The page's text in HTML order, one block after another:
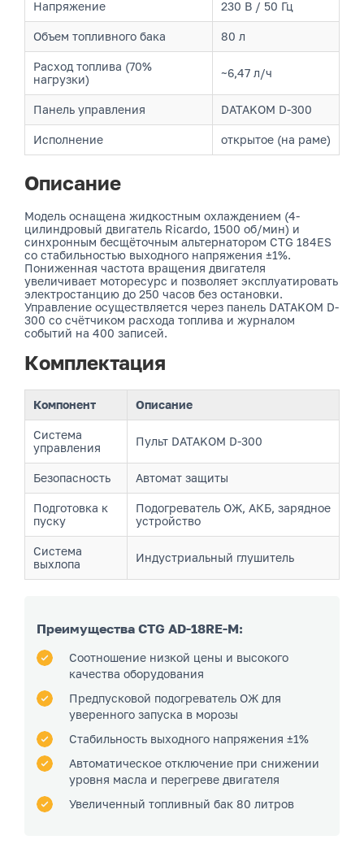
Напряжение 230 В / 50 Гц
Объем топливного бака 80 л
Расход топлива (70%
нагрузки)
~6,47 л/ч
Панель управления DATAKOM D-300
Исполнение открытое (на раме)
Описание
Модель оснащена жидкостным охлаждением (4-
цилиндровый двигатель Ricardo, 1500 об/мин) и
синхронным бесщёточным альтернатором CTG 184ES
со стабильностью выходного напряжения ±1%.
Пониженная частота вращения двигателя
увеличивает моторесурс и позволяет эксплуатировать
электростанцию до 250 часов без остановки.
Управление осуществляется через панель DATAKOM D-
300 со счётчиком расхода топлива и журналом
событий на 400 записей.
Комплектация
Компонент Описание
Система
управления
Пульт DATAKOM D-300
Безопасность Автомат защиты
Подготовка к
пуску
Подогреватель ОЖ, АКБ, зарядное
устройство
Система
выхлопа
Индустриальный глушитель
Преимущества CTG AD-18RE-M:
Соотношение низкой цены и высокого
качества оборудования
Предпусковой подогреватель ОЖ для
уверенного запуска в морозы
Стабильность выходного напряжения ±1%
Автоматическое отключение при снижении
уровня масла и перегреве двигателя
Увеличенный топливный бак 80 литров